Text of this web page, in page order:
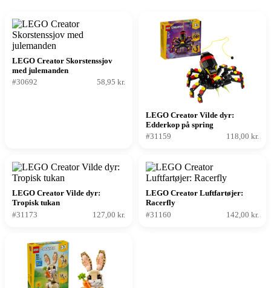
LEGO Creator Skorstenssjov
med julemanden
#30692
58,95 kr.
LEGO Creator Vilde dyr:
Edderkop på spring
#31159
118,00 kr.
LEGO Creator Vilde dyr:
Tropisk tukan
#31173
127,00 kr.
LEGO Creator Luftfartøjer:
Racerfly
#31160
142,00 kr.